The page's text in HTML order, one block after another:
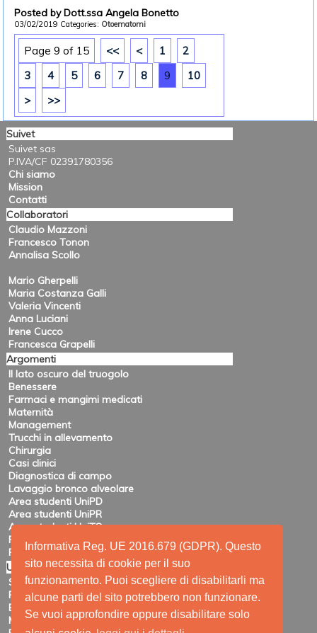
Informativa Reg. UE 2016.679 (GDPR). Questo
sito necessita di cookie per il suo
funzionamento. Puoi scegliere di disabilitarli ma
alcune parti del sito potrebbero non funzionare.
Se vuoi approfondire oppure disabilitare solo
Posted by Dott.ssa Angela Bonetto
03/02/2019 Categories: Otoematomi
Page 9 of 15 << < 1
2
3
4 5 6 7 8 9
10
>
>>
Suivet
Suivet sas
P.IVA/CF 02391780356
Chi siamo
Mission
Contatti
Collaboratori
Claudio Mazzoni
Francesco Tonon
Annalisa Scollo
Mario Gherpelli
Maria Costanza Galli
Valeria Vincenti
Anna Luciani
Irene Cucco
Francesca Grapelli
Argomenti
Il lato oscuro del truogolo
Benessere
Farmaci e mangimi medicati
Maternità
Management
Trucchi in allevamento
Chirurgia
Casi clinici
Diagnostica di campo
Lavaggio bronco alveolare
Area studenti UniPD
Area studenti UniPR
Area studenti UniTO
Recensioni di eventi
Pubblicazioni e ricerca
Utility
Siti amici
Ricerca
Elenco feed
Mappa del sito